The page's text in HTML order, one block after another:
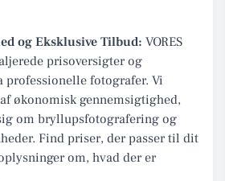
og Eksklusive Tilbud: VORES
prisoversigter og
professionelle fotografer. Vi
økonomisk gennemsigtighed,
om bryllupsfotografering og
Find priser, der passer til dit
om, hvad der er